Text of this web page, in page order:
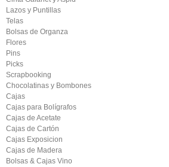
Lazos y Puntillas
Telas
Bolsas de Organza
Flores
Pins
Picks
Scrapbooking
Chocolatinas y Bombones
Cajas
Cajas para Bolígrafos
Cajas de Acetate
Cajas de Cartón
Cajas Exposicion
Cajas de Madera
Bolsas & Cajas Vino